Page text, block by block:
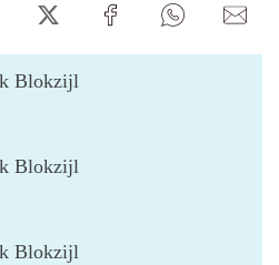
Blokzijl
Blokzijl
Blokzijl